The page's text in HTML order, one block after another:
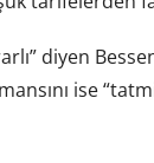
diyen
ise